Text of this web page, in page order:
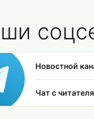
Новостной
Чат с